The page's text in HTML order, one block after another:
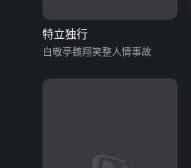
特立独行
白敬亭魏翔笑整人情事故